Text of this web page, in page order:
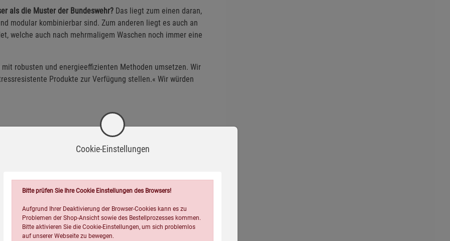
als die Muster der Bundeswehr? Das liegt zum einen daran,
modular kombinierbar sind. Zum anderen liegt es auch an
welche auch nach mehrmaligem Waschen noch immer eine
robusten und energieeffizienten Methoden umsetzen. Wir
Produkte zur Verfügung stellen.« Wir würden
Cookie-Einstellungen
Bitte prüfen Sie Ihre Cookie Einstellungen des Browsers!
Aufgrund Ihrer Deaktivierung der Browser-Cookies kann es zu
Problemen der Shop-Ansicht sowie des Bestellprozesses kommen.
Bitte aktivieren Sie die Cookie-Einstellungen, um sich problemlos
auf unserer Webseite zu bewegen.